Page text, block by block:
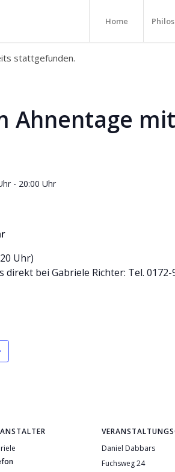
Home
stattgefunden.
Ahnentage mit
- 20:00 Uhr
Uhr)
bei Gabriele Richter: Tel. 0172-
Daniel Dabbars
Fuchsweg 24